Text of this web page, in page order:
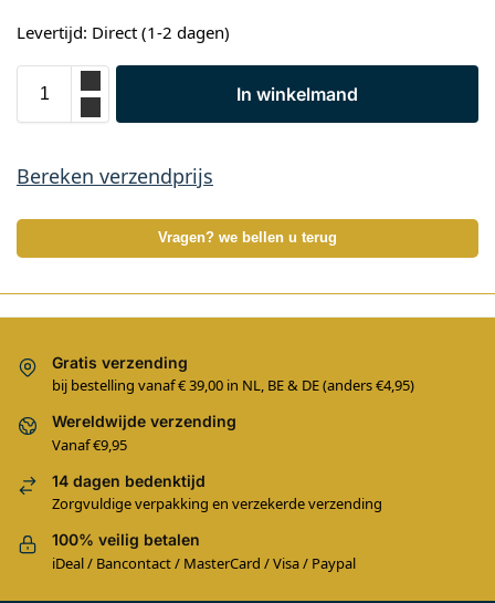
Levertijd: Direct (1-2 dagen)
In winkelmand
Bereken verzendprijs
Vragen? we bellen u terug
Gratis verzending
bij bestelling vanaf € 39,00 in NL, BE & DE (anders €4,95)
Wereldwijde verzending
Vanaf €9,95
14 dagen bedenktijd
Zorgvuldige verpakking en verzekerde verzending
100% veilig betalen
iDeal / Bancontact / MasterCard / Visa / Paypal